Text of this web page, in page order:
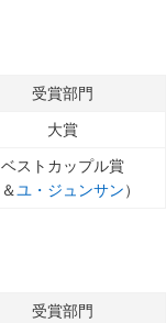
受賞部門
大賞
ベストカップル賞
＆ユ・ジュンサン）
受賞部門